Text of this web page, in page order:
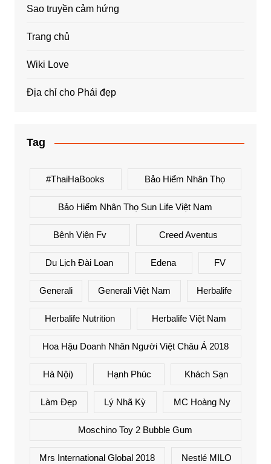
Sao truyền cảm hứng
Trang chủ
Wiki Love
Địa chỉ cho Phái đẹp
Tag
#ThaiHaBooks Bảo Hiểm Nhân Thọ
Bảo Hiểm Nhân Thọ Sun Life Việt Nam
Bệnh Viện Fv Creed Aventus
Du Lịch Đài Loan Edena FV
Generali Generali Việt Nam Herbalife
Herbalife Nutrition Herbalife Việt Nam
Hoa Hậu Doanh Nhân Người Việt Châu Á 2018
Hà Nội) Hạnh Phúc Khách Sạn
Làm Đẹp Lý Nhã Kỳ MC Hoàng Ny
Moschino Toy 2 Bubble Gum
Mrs International Global 2018 Nestlé MILO